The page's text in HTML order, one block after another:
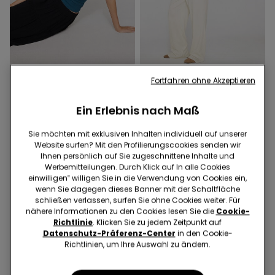
gerippter Baumwolle
9 Farben
aus gerippter Baumwolle
Ein Erlebnis nach Maß
Sie möchten mit exklusiven Inhalten individuell auf unserer
Website surfen? Mit den Profilierungscookies senden wir
Ihnen persönlich auf Sie zugeschnittene Inhalte und
Werbemitteilungen. Durch Klick auf In alle Cookies
einwilligen‟ willigen Sie in die Verwendung von Cookies ein,
wenn Sie dagegen dieses Banner mit der Schaltfläche
schließen verlassen, surfen Sie ohne Cookies weiter. Für
nähere Informationen zu den Cookies lesen Sie die Cookie-
Richtlinie. Klicken Sie zu jedem Zeitpunkt auf
Datenschutz-Präferenz-Center in den Cookie-
Richtlinien, um Ihre Auswahl zu ändern.
Fortfahren ohne Akzeptieren